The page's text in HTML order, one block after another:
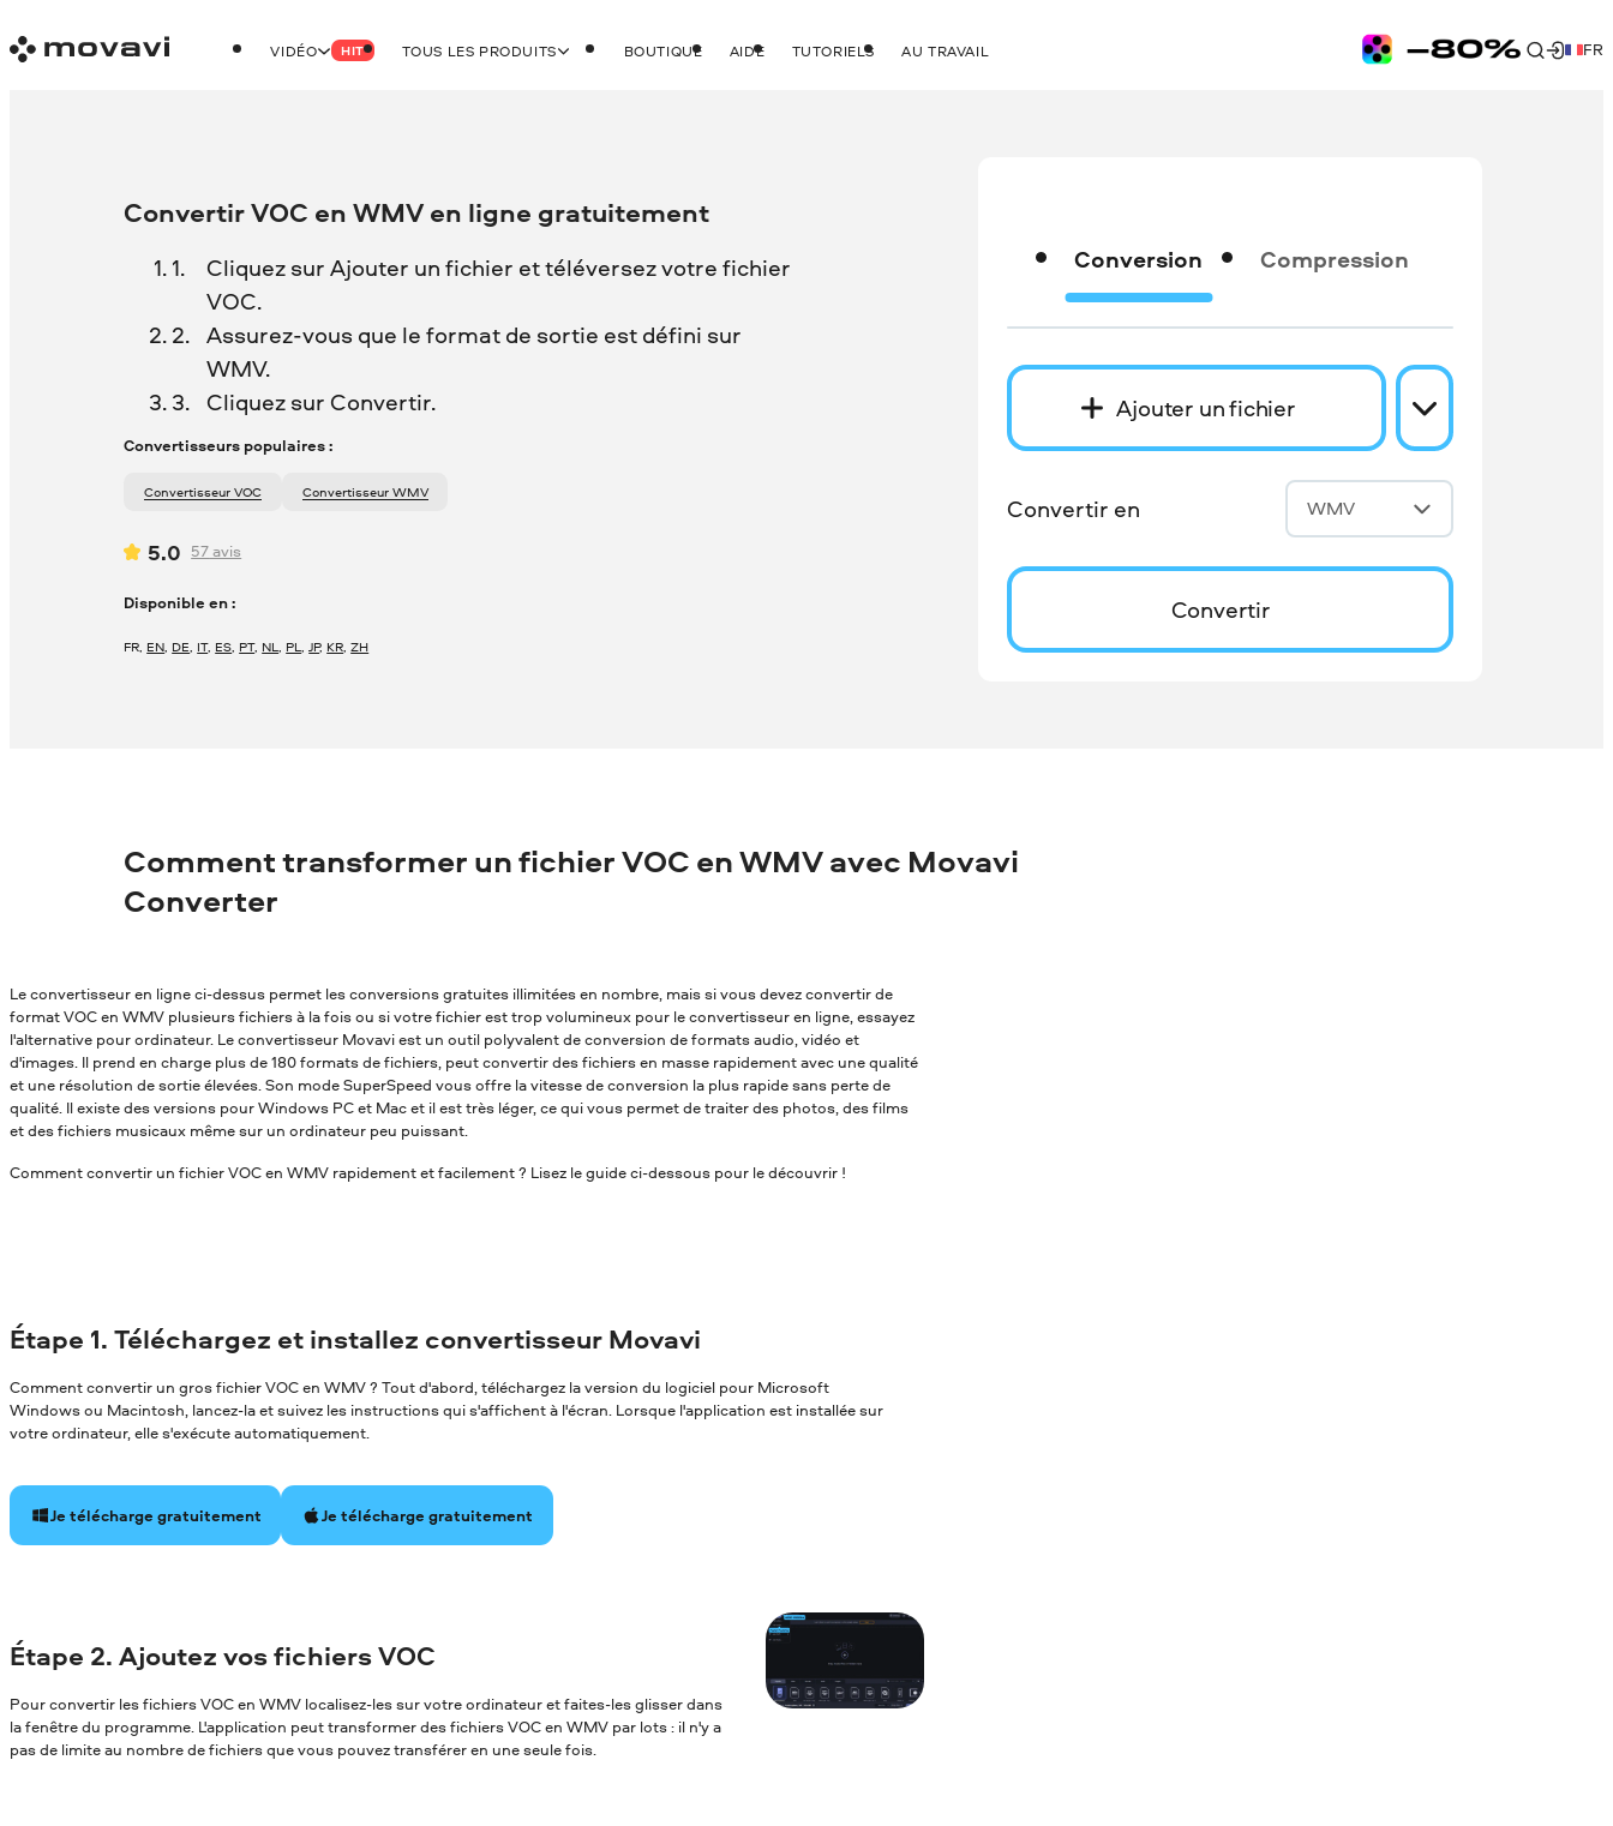
VIDÉO HIT TOUS LES PRODUITS BOUTIQUE AIDE TUTORIELS AU TRAVAIL FR
Convertir VOC en WMV en ligne gratuitement
Cliquez sur Ajouter un fichier et téléversez votre fichier
VOC.
Assurez-vous que le format de sortie est défini sur
WMV.
Cliquez sur Convertir.
Convertisseurs populaires :
Convertisseur VOC Convertisseur WMV
5.0 57 avis
Disponible en :
FR, EN, DE, IT, ES, PT, NL, PL,JP, KR,ZH
Conversion Compression
Ajouter un fichier
Convertir en WMV
Convertir
Comment transformer un fichier VOC en WMV avec Movavi
Converter
Le convertisseur en ligne ci-dessus permet les conversions gratuites illimitées en nombre, mais si vous devez convertir de
format VOC en WMV plusieurs fichiers à la fois ou si votre fichier est trop volumineux pour le convertisseur en ligne, essayez
l'alternative pour ordinateur. Le convertisseur Movavi est un outil polyvalent de conversion de formats audio, vidéo et
d'images. Il prend en charge plus de 180 formats de fichiers, peut convertir des fichiers en masse rapidement avec une qualité
et une résolution de sortie élevées. Son mode SuperSpeed vous offre la vitesse de conversion la plus rapide sans perte de
qualité. Il existe des versions pour Windows PC et Mac et il est très léger, ce qui vous permet de traiter des photos, des films
et des fichiers musicaux même sur un ordinateur peu puissant.
Comment convertir un fichier VOC en WMV rapidement et facilement ? Lisez le guide ci-dessous pour le découvrir !
Étape 1. Téléchargez et installez convertisseur Movavi
Comment convertir un gros fichier VOC en WMV ? Tout d'abord, téléchargez la version du logiciel pour Microsoft
Windows ou Macintosh, lancez-la et suivez les instructions qui s'affichent à l'écran. Lorsque l'application est installée sur
votre ordinateur, elle s'exécute automatiquement.
Je télécharge gratuitement Je télécharge gratuitement
Étape 2. Ajoutez vos fichiers VOC
Pour convertir les fichiers VOC en WMV localisez-les sur votre ordinateur et faites-les glisser dans
la fenêtre du programme. L'application peut transformer des fichiers VOC en WMV par lots : il n'y a
pas de limite au nombre de fichiers que vous pouvez transférer en une seule fois.